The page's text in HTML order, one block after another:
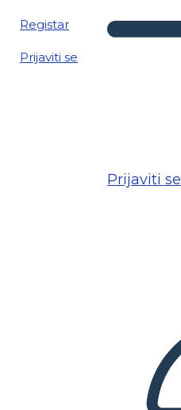
Registar
Prijaviti se
Prijaviti se